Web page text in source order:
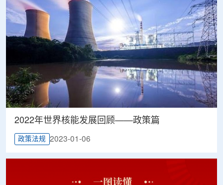
2022年世界核能发展回顾——政策篇
政策法规 2023-01-06